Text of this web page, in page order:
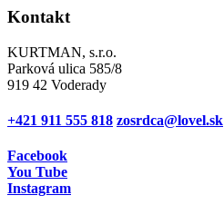
Kontakt
KURTMAN, s.r.o.
Parková ulica 585/8
919 42 Voderady
+421 911 555 818 zosrdca@lovel.sk
Facebook
You Tube
Instagram